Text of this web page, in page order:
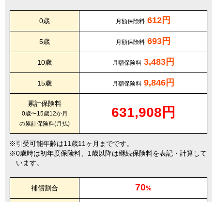
0歳 月額保険料 612円
5歳 月額保険料 693円
10歳 月額保険料 3,483円
15歳 月額保険料 9,846円
累計保険料
0歳〜15歳12か月
の累計保険料(月払)
631,908円
引受可能年齢は11歳11ヶ月までです。
0歳時は初年度保険料、1歳以降は継続保険料を表記・計算して
います。
補償割合 70%